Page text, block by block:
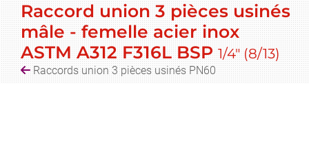
Raccord union 3 pièces usinés
mâle - femelle acier inox
ASTM A312 F316L BSP1/4" (8/13)
Raccords union 3 pièces usinés PN60